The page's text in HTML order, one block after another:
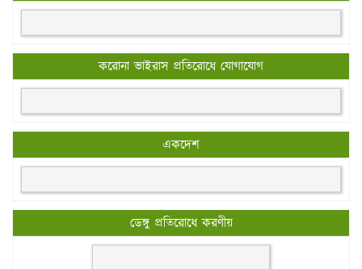
করোনা ভাইরাস প্রতিরোধে যোগাযোগ
একদেশ
ডেঙ্গু প্রতিরোধে করণীয়